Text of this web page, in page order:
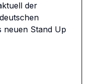
der
neuen Stand Up